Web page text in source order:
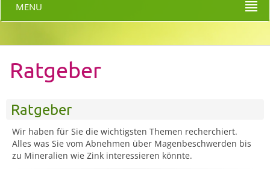
MENU
Ratgeber
Ratgeber
Wir haben für Sie die wichtigsten Themen recherchiert.
Alles was Sie vom Abnehmen über Magenbeschwerden bis
zu Mineralien wie Zink interessieren könnte.